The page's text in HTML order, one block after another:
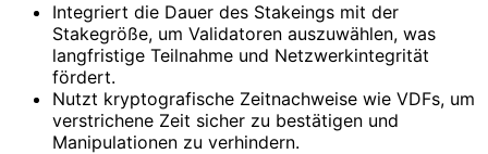
Integriert die Dauer des Stakeings mit der
Stakegröße, um Validatoren auszuwählen, was
langfristige Teilnahme und Netzwerkintegrität
fördert.
Nutzt kryptografische Zeitnachweise wie VDFs, um
verstrichene Zeit sicher zu bestätigen und
Manipulationen zu verhindern.